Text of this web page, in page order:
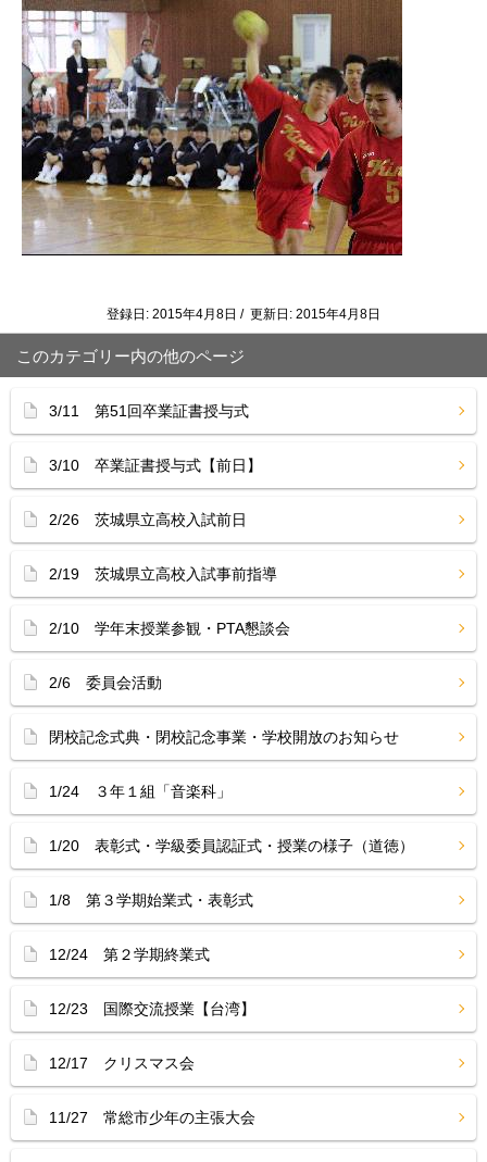
登録日: 2015年4月8日 / 更新日: 2015年4月8日
このカテゴリー内の他のページ
3/11 第51回卒業証書授与式
3/10 卒業証書授与式【前日】
2/26 茨城県立高校入試前日
2/19 茨城県立高校入試事前指導
2/10 学年末授業参観・PTA懇談会
2/6 委員会活動
閉校記念式典・閉校記念事業・学校開放のお知らせ
1/24 ３年１組「音楽科」
1/20 表彰式・学級委員認証式・授業の様子（道徳）
1/8 第３学期始業式・表彰式
12/24 第２学期終業式
12/23 国際交流授業【台湾】
12/17 クリスマス会
11/27 常総市少年の主張大会